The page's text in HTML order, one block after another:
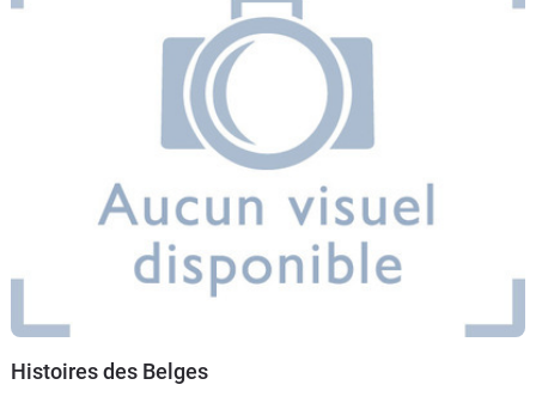
Histoires des Belges